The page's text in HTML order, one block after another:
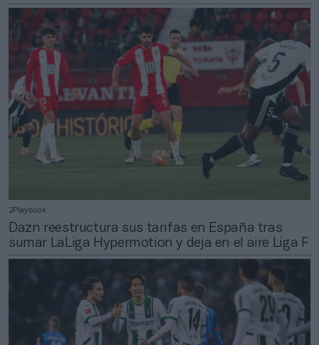
2Playbook
Dazn reestructura sus tarifas en España tras
sumar LaLiga Hypermotion y deja en el aire Liga F